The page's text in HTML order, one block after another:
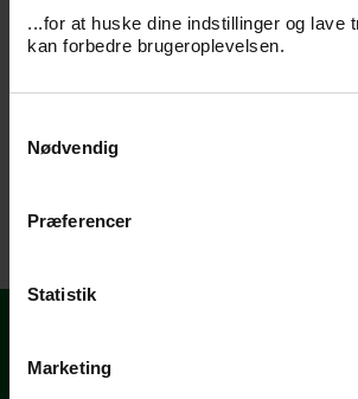
...for at huske dine indstillinger og lave
kan forbedre brugeroplevelsen.
Nødvendig
Præferencer
Statistik
Marketing
Her kan du se, hvilke
forebyggelse mod malaria, der
Anbefalingerne tager
irejselængde og rejsetype
Vælg land